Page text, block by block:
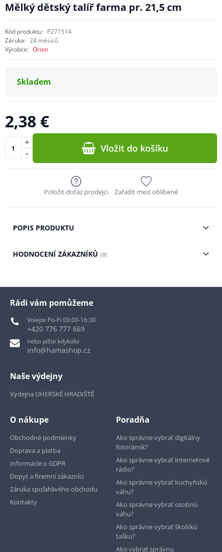
Mělký dětský talíř farma pr. 21,5 cm
Kód produktu: P271514
Záruka: 24 měsíců
Výrobce: Orion
Skladem
2,38 €
-
+ Vložit do košíku
Položit dotaz prodejci Zařadit mezi oblíbené
POPIS PRODUKTU
HODNOCENÍ ZÁKAZNÍKŮ (0)
Rádi vám pomůžeme
Volejte Po-Pi 09:00-16:30
+420 776 777 669
nebo pište kdykoliv
info@hamashop.cz
Naše výdejny
Výdejna UHERSKÉ HRADIŠTĚ
O nákupe
Obchodné podmienky
Doprava a platba
Informácie o GDPR
Dopyt a firemní zákazníci
Záruka spoľahlivého obchodu
Kontakty
Poradňa
Ako správne vybrať digitálny
fotorámik?
Ako správne vybrať internetové
rádio?
Ako správne vybrať kuchyňskú
váhu?
Ako správne vybrať osobnú
váhu?
Ako správne vybrať školskú
tašku?
Ako vybrať správnu